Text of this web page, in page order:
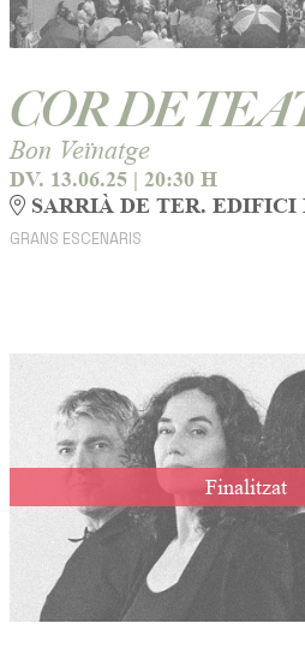
COR DE
Bon Veïnatge
DV. 13.06.25| 20:30 H
SARRIÀ DE TER. EDIFICI
GRANS ESCENARIS
Finalitzat